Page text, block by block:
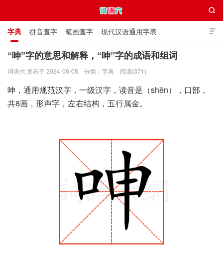

字典 拼音查字 笔画查字 现代汉语通用字表
通用规范汉字表 叠字大全 独体字大全 极简英语词典

“呻”字的意思和解释，“呻”字的成语和组词
词语六 发布于 2024-06-08 分类： 字典 阅读(371)
呻，通用规范汉字，一级汉字，读音是（shēn），口部，
共8画，形声字，左右结构，五行属金。